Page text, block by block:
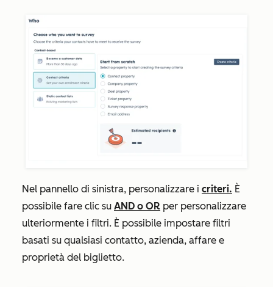
Nel pannello di sinistra, personalizzare i criteri. È
possibile fare clic su AND o OR per personalizzare
ulteriormente i filtri. È possibile impostare filtri
basati su qualsiasi contatto, azienda, affare e
proprietà del biglietto.